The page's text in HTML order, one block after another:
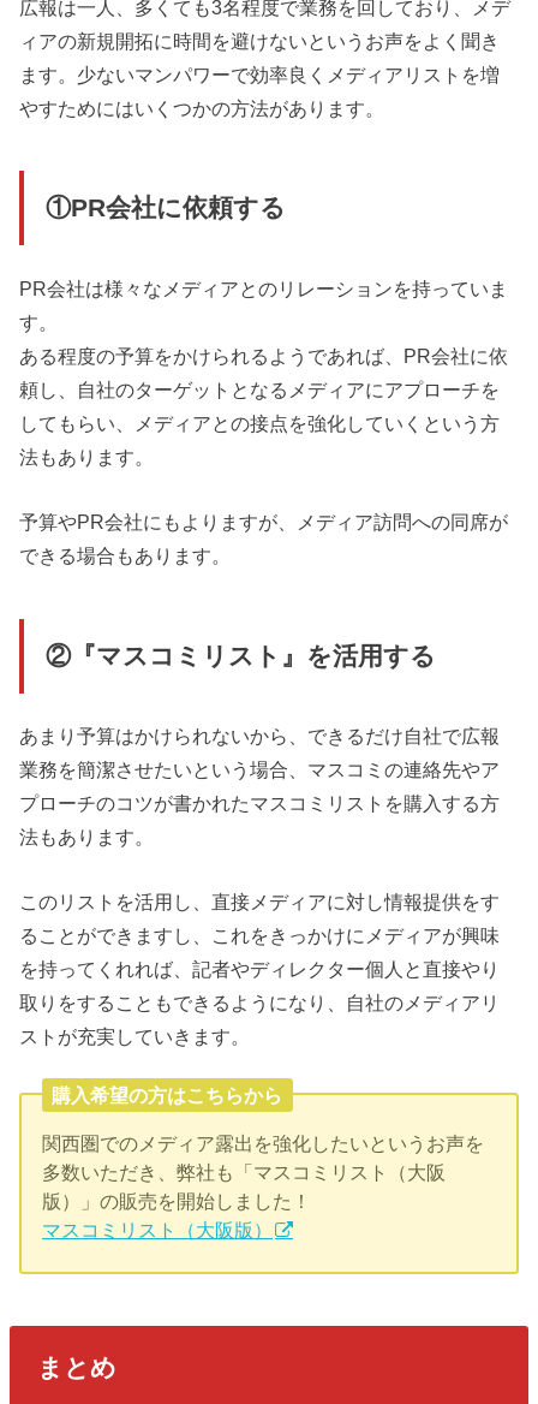
広報は一人、多くても3名程度で業務を回しており、メデ
ィアの新規開拓に時間を避けないというお声をよく聞き
ます。少ないマンパワーで効率良くメディアリストを増
やすためにはいくつかの方法があります。
①PR会社に依頼する
PR会社は様々なメディアとのリレーションを持っていま
す。
ある程度の予算をかけられるようであれば、PR会社に依
頼し、自社のターゲットとなるメディアにアプローチを
してもらい、メディアとの接点を強化していくという方
法もあります。
予算やPR会社にもよりますが、メディア訪問への同席が
できる場合もあります。
②『マスコミリスト』を活用する
あまり予算はかけられないから、できるだけ自社で広報
業務を簡潔させたいという場合、マスコミの連絡先やア
プローチのコツが書かれたマスコミリストを購入する方
法もあります。
このリストを活用し、直接メディアに対し情報提供をす
ることができますし、これをきっかけにメディアが興味
を持ってくれれば、記者やディレクター個人と直接やり
取りをすることもできるようになり、自社のメディアリ
ストが充実していきます。
購入希望の方はこちらから
関西圏でのメディア露出を強化したいというお声を
多数いただき、弊社も「マスコミリスト（大阪
版）」の販売を開始しました！
マスコミリスト（大阪版）
まとめ